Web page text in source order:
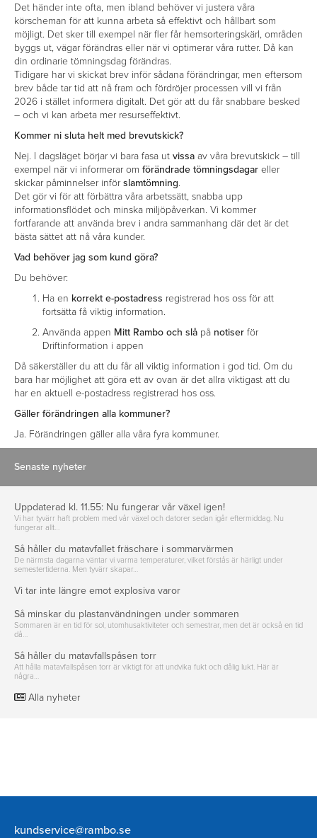
Det händer inte ofta, men ibland behöver vi justera våra
körscheman för att kunna arbeta så effektivt och hållbart som
möjligt. Det sker till exempel när fler får hemsorteringskärl, områden
byggs ut, vägar förändras eller när vi optimerar våra rutter. Då kan
din ordinarie tömningsdag förändras.
Tidigare har vi skickat brev inför sådana förändringar, men eftersom
brev både tar tid att nå fram och fördröjer processen vill vi från
2026 i stället informera digitalt. Det gör att du får snabbare besked
– och vi kan arbeta mer resurseffektivt.
Kommer ni sluta helt med brevutskick?
Nej. I dagsläget börjar vi bara fasa ut vissa av våra brevutskick – till
exempel när vi informerar om förändrade tömningsdagar eller
skickar påminnelser införslamtömning.
Det gör vi för att förbättra våra arbetssätt, snabba upp
informationsflödet och minska miljöpåverkan. Vi kommer
fortfarande att använda brev i andra sammanhang där det är det
bästa sättet att nå våra kunder.
Vad behöver jag som kund göra?
Du behöver:
Ha en korrekt e-postadress registrerad hos oss för att
fortsätta få viktig information.
Använda appen Mitt Rambo och slå på notiser för
Driftinformation i appen
Då säkerställer du att du får all viktig information i god tid. Om du
bara har möjlighet att göra ett av ovan är det allra viktigast att du
har en aktuell e-postadress registrerad hos oss.
Gäller förändringen alla kommuner?
Ja. Förändringen gäller alla våra fyra kommuner.
Senaste nyheter
Uppdaterad kl. 11.55: Nu fungerar vår växel igen!
Vi har tyvärr haft problem med vår växel och datorer sedan igår eftermiddag. Nu
fungerar allt…
Så håller du matavfallet fräschare i sommarvärmen
De närmsta dagarna väntar vi varma temperaturer, vilket förstås är härligt under
semestertiderna. Men tyvärr skapar…
Vi tar inte längre emot explosiva varor
Så minskar du plastanvändningen under sommaren
Sommaren är en tid för sol, utomhusaktiviteter och semestrar, men det är också en tid
då…
Så håller du matavfallspåsen torr
Att hålla matavfallspåsen torr är viktigt för att undvika fukt och dålig lukt. Här är
några…
Alla nyheter
Rambo
kundservice@rambo.se